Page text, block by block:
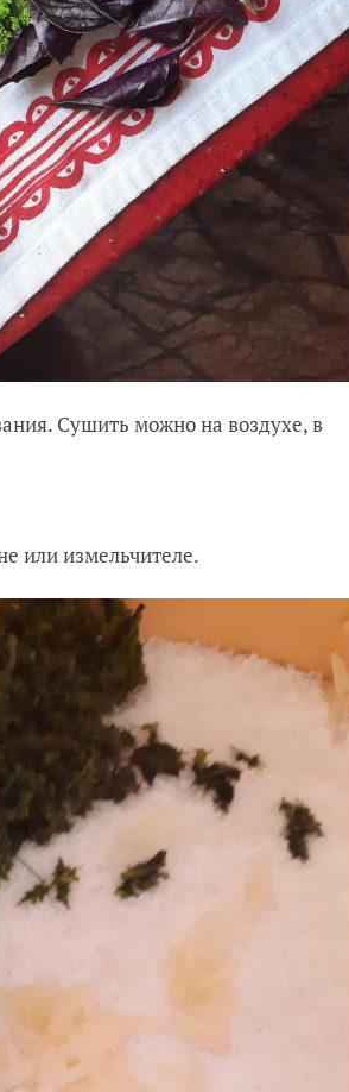
Сушить можно на воздухе, в
или измельчителе.